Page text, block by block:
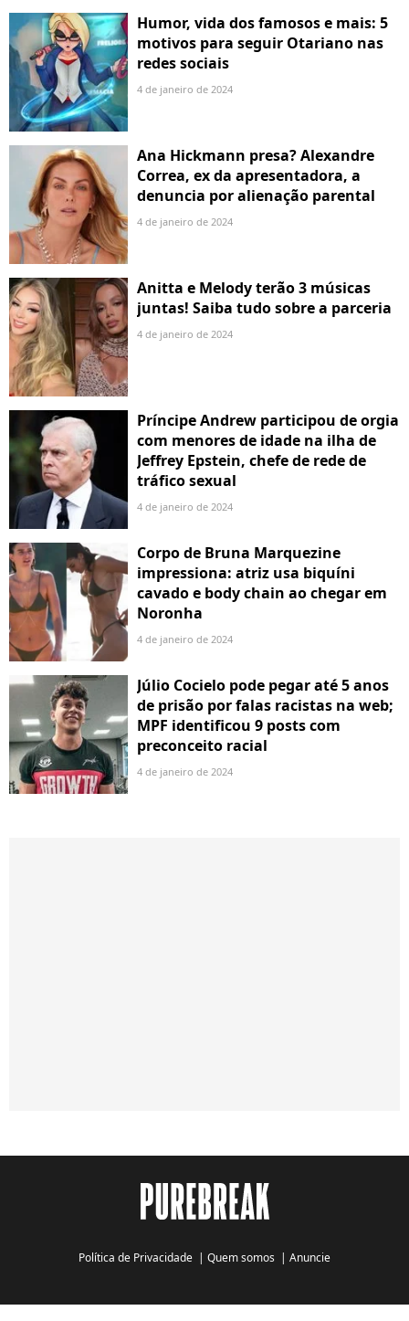
Humor, vida dos famosos e mais: 5
motivos para seguir Otariano nas
redes sociais
4 de janeiro de 2024
Ana Hickmann presa? Alexandre
Correa, ex da apresentadora, a
denuncia por alienação parental
4 de janeiro de 2024
Anitta e Melody terão 3 músicas
juntas! Saiba tudo sobre a parceria
4 de janeiro de 2024
Príncipe Andrew participou de orgia
com menores de idade na ilha de
Jeffrey Epstein, chefe de rede de
tráfico sexual
4 de janeiro de 2024
Corpo de Bruna Marquezine
impressiona: atriz usa biquíni
cavado e body chain ao chegar em
Noronha
4 de janeiro de 2024
Júlio Cocielo pode pegar até 5 anos
de prisão por falas racistas na web;
MPF identificou 9 posts com
preconceito racial
4 de janeiro de 2024
Política de Privacidade | Quem somos | Anuncie